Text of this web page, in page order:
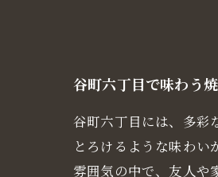
谷町六丁目で味わう
谷町六丁目には、多彩
とろけるような味わ
雰囲気の中で、友人や